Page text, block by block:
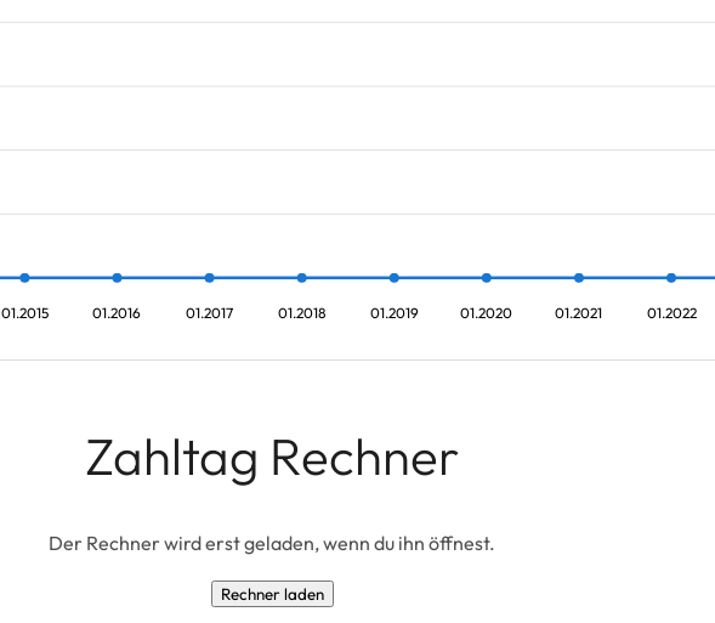
01.2015 01.2016 01.2017 01.2018 01.2019 01.2020 01.2021 01.2022
Zahltag Rechner
Der Rechner wird erst geladen, wenn du ihn öffnest.
Rechner laden